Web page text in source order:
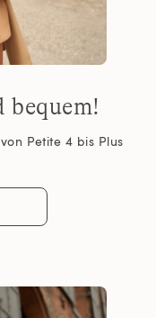
bequem!
Petite 4 bis Plus